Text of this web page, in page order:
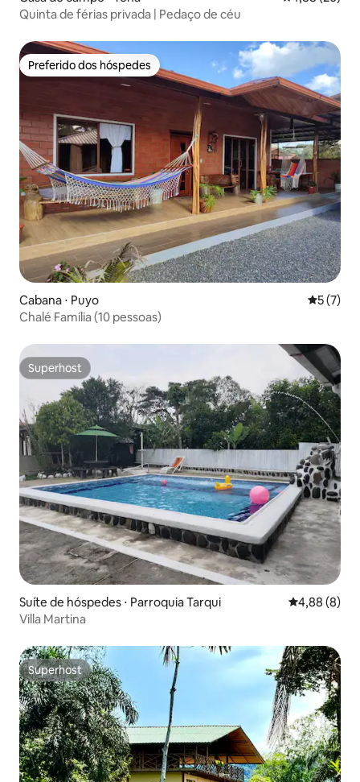
Quinta de férias privada | Pedaço de céu
Preferido dos hóspedes
Preferido dos hóspedes
Cabana ⋅ Puyo 5 de
5 (7)
Chalé Família (10 pessoas)
Superhost
Superhost
Suíte de hóspedes ⋅ Parroquia Tarqui 4,88 de uma
4,88 (8)
Villa Martina
Superhost
Superhost